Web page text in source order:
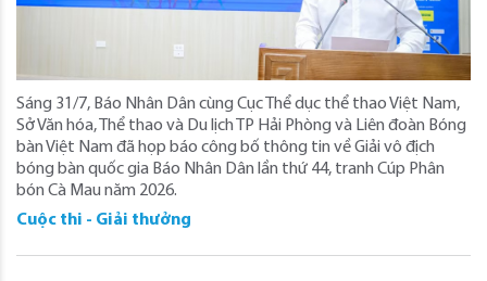
Sáng 31/7, Báo Nhân Dân cùng Cục Thể dục thể thao Việt Nam,
Sở Văn hóa, Thể thao và Du lịch TP Hải Phòng và Liên đoàn Bóng
bàn Việt Nam đã họp báo công bố thông tin về Giải vô địch
bóng bàn quốc gia Báo Nhân Dân lần thứ 44, tranh Cúp Phân
bón Cà Mau năm 2026.
Cuộc thi - Giải thưởng